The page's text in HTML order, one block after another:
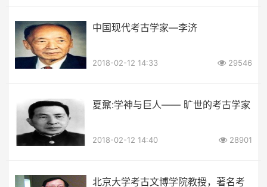
中国现代考古学家—李济
2018-02-12 14:33 29546
夏鼐:学神与巨人—— 旷世的考古学家
2018-02-12 14:40 28901
北京大学考古文博学院教授，著名考